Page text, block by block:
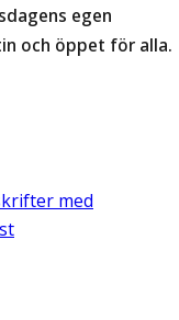
egen
och öppet för alla.
med